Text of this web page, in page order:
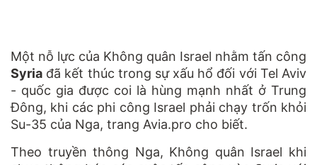
Một nỗ lực của Không quân Israel nhằm tấn công
Syria đã kết thúc trong sự xấu hổ đối với Tel Aviv
- quốc gia được coi là hùng mạnh nhất ở Trung
Đông, khi các phi công Israel phải chạy trốn khỏi
Su-35 của Nga, trang Avia.pro cho biết.
Theo truyền thông Nga, Không quân Israel khi